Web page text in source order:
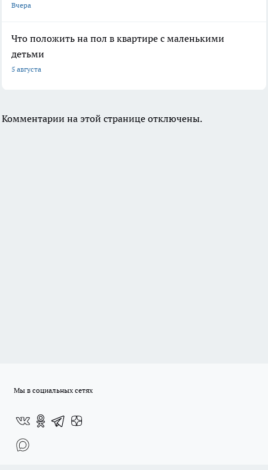
Вчера
Что положить на пол в квартире с маленькими
детьми
5 августа
Комментарии на этой странице отключены.
Мы в социальных сетях